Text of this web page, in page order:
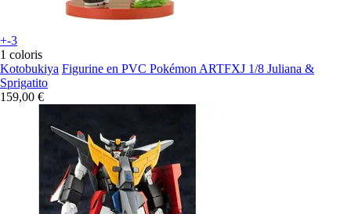
+-3
1 coloris
Kotobukiya Figurine en PVC Pokémon ARTFXJ 1/8 Juliana &
Sprigatito
159,00 €